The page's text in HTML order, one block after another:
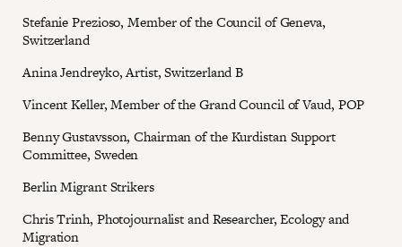
Stefanie Prezioso, Member of the Council of Geneva,
Switzerland
Anina Jendreyko, Artist, Switzerland B
Vincent Keller, Member of the Grand Council of Vaud, POP
Benny Gustavsson, Chairman of the Kurdistan Support
Committee, Sweden
Berlin Migrant Strikers
Chris Trinh, Photojournalist and Researcher, Ecology and
Migration